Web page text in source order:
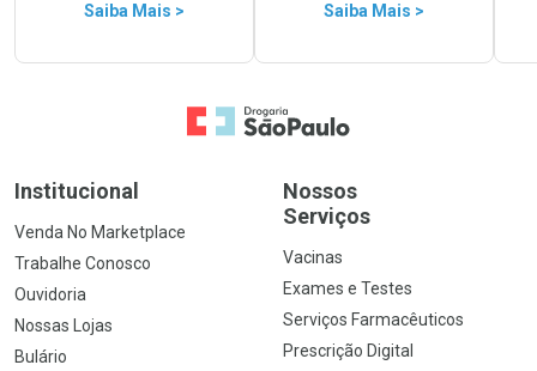
Saiba Mais > Saiba Mais >
Ir para a Home
Institucional
Venda No Marketplace
Trabalhe Conosco
Ouvidoria
Nossas Lojas
Bulário
Nossos
Serviços
Vacinas
Exames e Testes
Serviços Farmacêuticos
Prescrição Digital